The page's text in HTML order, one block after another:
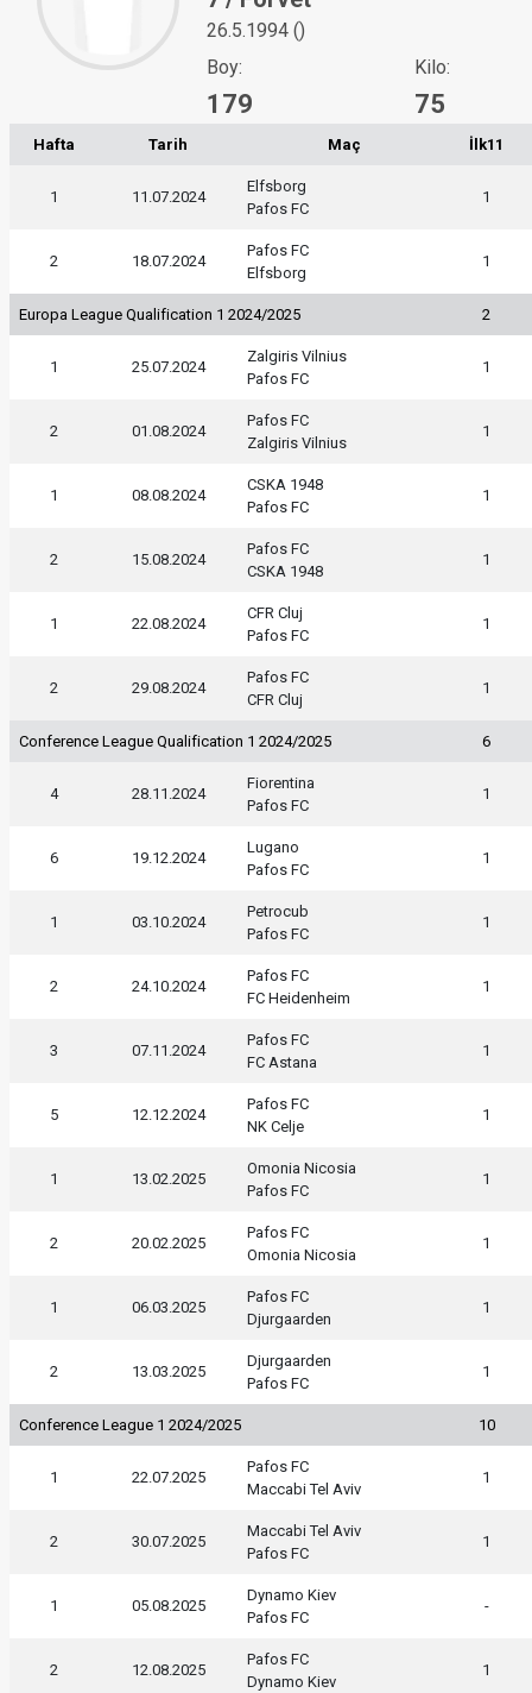
26.5.1994 ()
Boy:
179
Kilo:
75
Hafta Tarih Maç İlk11
1 11.07.2024
Elfsborg
Pafos FC
1
2 18.07.2024
Pafos FC
Elfsborg
1
Europa League Qualification 1 2024/2025 2
1 25.07.2024
Zalgiris Vilnius
Pafos FC
1
2 01.08.2024
Pafos FC
Zalgiris Vilnius
1
1 08.08.2024
CSKA 1948
Pafos FC
1
2 15.08.2024
Pafos FC
CSKA 1948
1
1 22.08.2024
CFR Cluj
Pafos FC
1
2 29.08.2024
Pafos FC
CFR Cluj
1
Conference League Qualification 1 2024/2025 6
4 28.11.2024
Fiorentina
Pafos FC
1
6 19.12.2024
Lugano
Pafos FC
1
1 03.10.2024
Petrocub
Pafos FC
1
2 24.10.2024
Pafos FC
FC Heidenheim
1
3 07.11.2024
Pafos FC
FC Astana
1
5 12.12.2024
Pafos FC
NK Celje
1
1 13.02.2025
Omonia Nicosia
Pafos FC
1
2 20.02.2025
Pafos FC
Omonia Nicosia
1
1 06.03.2025
Pafos FC
Djurgaarden
1
2 13.03.2025
Djurgaarden
Pafos FC
1
Conference League 1 2024/2025 10
1 22.07.2025
Pafos FC
Maccabi Tel Aviv
1
2 30.07.2025
Maccabi Tel Aviv
Pafos FC
1
1 05.08.2025
Dynamo Kiev
Pafos FC
-
2 12.08.2025
Pafos FC
Dynamo Kiev
1